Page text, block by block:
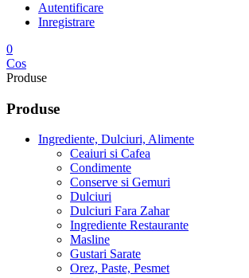
Autentificare
Inregistrare
0
Cos
Produse
Produse
Ingrediente, Dulciuri, Alimente
Ceaiuri si Cafea
Condimente
Conserve si Gemuri
Dulciuri
Dulciuri Fara Zahar
Ingrediente Restaurante
Masline
Gustari Sarate
Orez, Paste, Pesmet